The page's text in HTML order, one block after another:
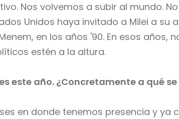
Nos volvemos a subir al mundo.
Unidos haya invitado a Milei a su
en los años '90. En esos años,
estén a la altura.
este año. ¿Concretamente a qué
en donde tenemos presencia y ya